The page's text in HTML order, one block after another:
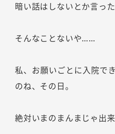
暗い話はしないとか言った
そんなことないや……
私、お願いごとに入院で
のね、その日。
絶対いまのまんまじゃ出